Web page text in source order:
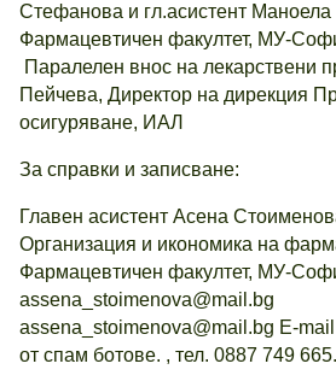
Стефанова и гл.асистент
Фармацевтичен факултет, МУ-
Паралелен внос на лекарствени
Пейчева, Директор на дирекция
осигуряване, ИАЛ
За справки и записване:
Главен асистент Асена
Организация и икономика на
Фармацевтичен факултет, МУ-
assena_stoimenova@mail.bg
assena_stoimenova@mail.bg E-
от спам ботове. , тел. 0887 749 665.